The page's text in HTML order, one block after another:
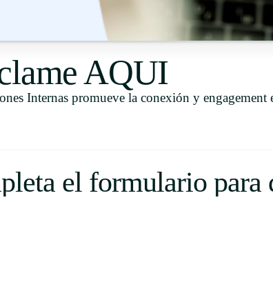
Español
AQUI
Internas promueve la conexión y engagement
el formulario para